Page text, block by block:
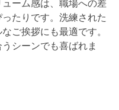
ーム感は、職場への差
たりです。洗練された
ご挨拶にも最適です。
シーンでも喜ばれま